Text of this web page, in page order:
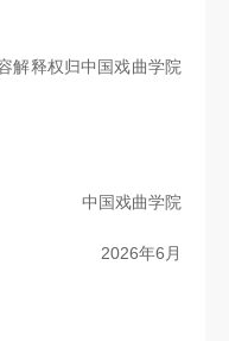
解释权归中国戏曲学院
中国戏曲学院
2026年6月